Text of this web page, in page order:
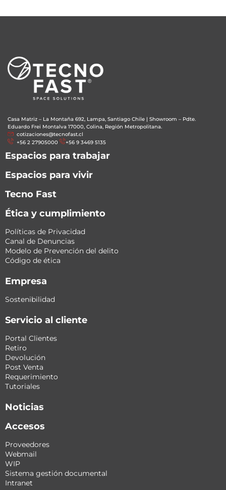
Casa Matriz – La Montaña 692, Lampa, Santiago Chile | Showroom – Pdte.
Eduardo Frei Montalva 17000, Colina, Región Metropolitana.
cotizaciones@tecnofast.cl
+56 2 27905000
+56 9 3469 5135
Espacios para trabajar
Espacios para vivir
Tecno Fast
Ética y cumplimiento
Políticas de Privacidad
Canal de Denuncias
Modelo de Prevención del delito
Código de ética
Empresa
Sostenibilidad
Servicio al cliente
Portal Clientes
Retiro
Devolución
Post Venta
Requerimiento
Tutoriales
Noticias
Accesos
Proveedores
Webmail
WIP
Sistema gestión documental
Intranet